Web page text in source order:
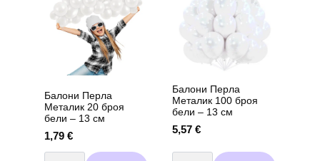
options
may
page
балона
Балони Перла
Металик 20 броя
бели – 13 см
1,79 €
количество
Балони Перла
Металик 100 броя
бели – 13 см
5,57 €
количество